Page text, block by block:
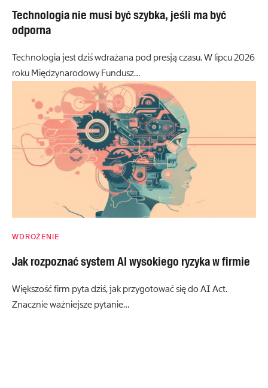
Technologia nie musi być szybka, jeśli ma być
odporna
Technologia jest dziś wdrażana pod presją czasu. W lipcu 2026
roku Międzynarodowy Fundusz…
WDROŻENIE
Jak rozpoznać system AI wysokiego ryzyka w firmie
Większość firm pyta dziś, jak przygotować się do AI Act.
Znacznie ważniejsze pytanie…